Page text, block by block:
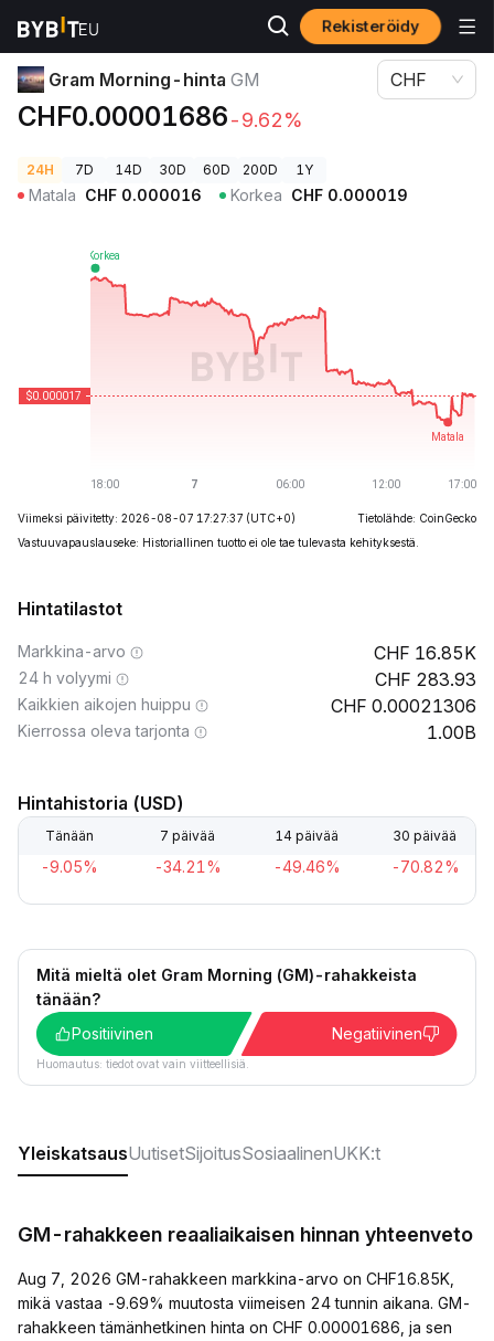
Rekisteröidy
Kryptohinnat Gram Morning-hinta GM
Gram Morning-hinta GM
CHF0.00001686-9.62%
CHF
24H 7D 14D 30D 60D 200D 1Y
Matala CHF 0.000016 Korkea CHF 0.000019
Viimeksi päivitetty: 2026-08-07 17:27:37 (UTC+0)
Tietolähde: CoinGecko
Vastuuvapauslauseke: Historiallinen tuotto ei ole tae tulevasta kehityksestä.
Hintatilastot
Markkina-arvo 16.85K
24 h volyymi 283.93
Kaikkien aikojen huippu 0.00021306
Kierrossa oleva tarjonta 1.00B
Hintahistoria (USD)
Tänään 7 päivää 14 päivää 30 päivää
-9.05% -34.21% -49.46% -70.82%
Mitä mieltä olet Gram Morning (GM)-rahakkeista
tänään?
Positiivinen
Negatiivinen
Huomautus: tiedot ovat vain viitteellisiä.
YleiskatsausUutisetSijoitusSosiaalinenUKK:t
GM-rahakkeen reaaliaikaisen hinnan yhteenveto
Aug 7, 2026 GM-rahakkeen markkina-arvo on CHF16.85K,
mikä vastaa -9.69% muutosta viimeisen 24 tunnin aikana. GM-
rahakkeen tämänhetkinen hinta on CHF 0.00001686, ja sen